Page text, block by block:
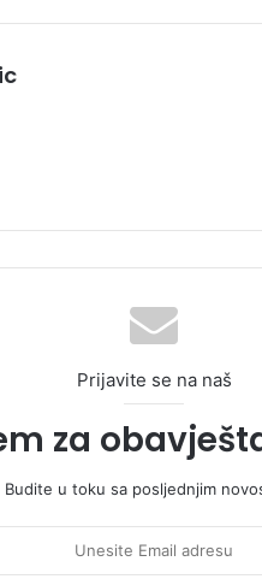
Prijavite se na naš
za
Budite u toku sa posljednjim